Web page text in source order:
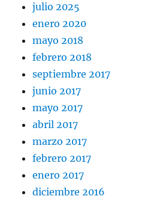
julio 2025
enero 2020
mayo 2018
febrero 2018
septiembre 2017
junio 2017
mayo 2017
abril 2017
marzo 2017
febrero 2017
enero 2017
diciembre 2016